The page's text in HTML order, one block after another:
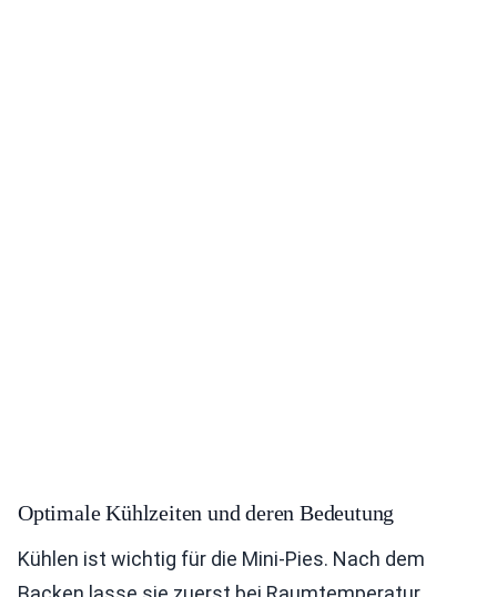
Optimale Kühlzeiten und deren Bedeutung
Kühlen ist wichtig für die Mini-Pies. Nach dem